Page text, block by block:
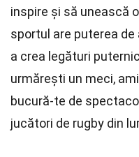
inspire și să unească
sportul are puterea
a crea legături
urmărești un meci,
bucură-te de
jucători de rugby din